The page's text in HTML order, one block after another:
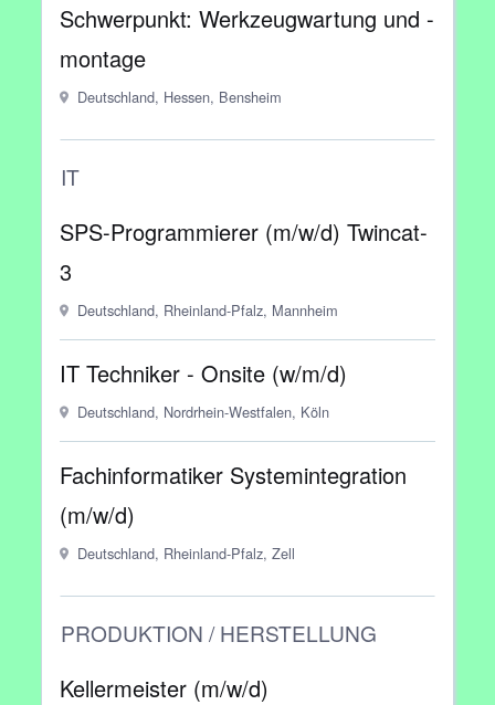
Schwerpunkt: Werkzeugwartung und -
montage
Deutschland, Hessen, Bensheim
IT
SPS-Programmierer (m/w/d) Twincat-
3
Deutschland, Rheinland-Pfalz, Mannheim
IT Techniker - Onsite (w/m/d)
Deutschland, Nordrhein-Westfalen, Köln
Fachinformatiker Systemintegration
(m/w/d)
Deutschland, Rheinland-Pfalz, Zell
PRODUKTION / HERSTELLUNG
Kellermeister (m/w/d)